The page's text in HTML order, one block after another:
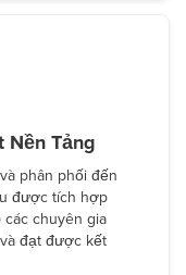
Nền Tảng
phân phối đến
được tích hợp
chuyên gia
đạt được kết